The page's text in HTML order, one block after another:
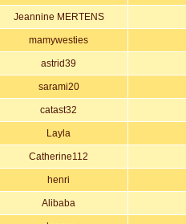
Jeannine MERTENS
mamywesties
astrid39
sarami20
catast32
Layla
Catherine112
henri
Alibaba